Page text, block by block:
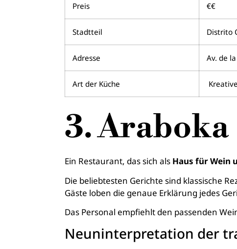
Preis €€
Stadtteil Distrito
Adresse Av. de
Art der Küche
3. Araboka
Ein Restaurant, das sich als Haus für Wein
Die beliebtesten Gerichte sind klassische
Gäste loben die genaue Erklärung jedes
Das Personal empfiehlt den passenden
Neuninterpretation der